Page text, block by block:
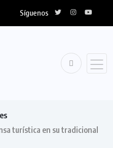
Síguenos
turística en su tradicional